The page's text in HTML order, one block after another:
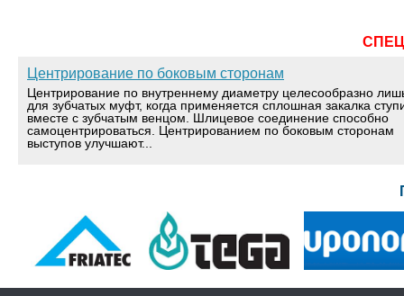
Центрирование по боковым сторонам
Центрирование по внутреннему диаметру целесообразно
для зубчатых муфт, когда применяется сплошная закалка
вместе с зубчатым венцом. Шлицевое соединение способно
самоцентрироваться. Центрированием по боковым сторонам
выступов улучшают...